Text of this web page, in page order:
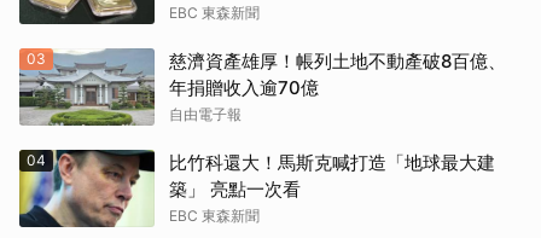
EBC 東森新聞
03
慈濟資產雄厚！帳列土地不動產破8百億、
年捐贈收入逾70億
自由電子報
04
比竹科還大！馬斯克喊打造「地球最大建
築」 亮點一次看
EBC 東森新聞